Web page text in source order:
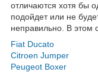
отличаются хотя бы
подойдет или не
неправильно. В этом
Fiat Ducato
Citroen Jumper
Peugeot Boxer